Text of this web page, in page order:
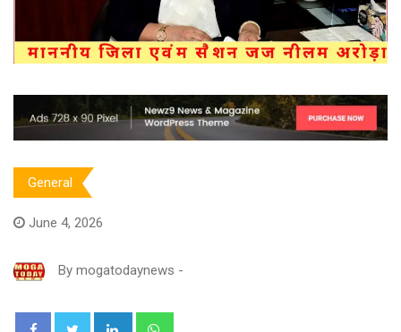
General
June 4, 2026
By mogatodaynews -
LinkedIn